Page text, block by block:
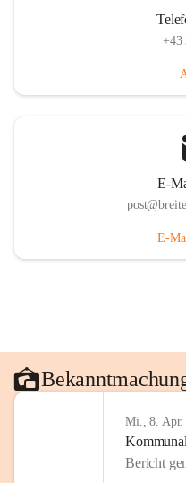
+43
E-
E-
Mi., 8. Apr.
Bericht